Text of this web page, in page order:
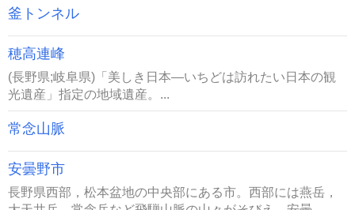
釜トンネル
穂高連峰
(長野県;岐阜県)「美しき日本―いちどは訪れたい日本の観
光遺産」指定の地域遺産。...
常念山脈
安曇野市
長野県西部，松本盆地の中央部にある市。西部には燕岳，